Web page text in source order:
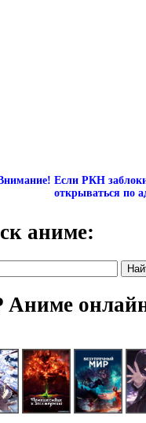
Если РКН
открываться по
аниме:
Аниме